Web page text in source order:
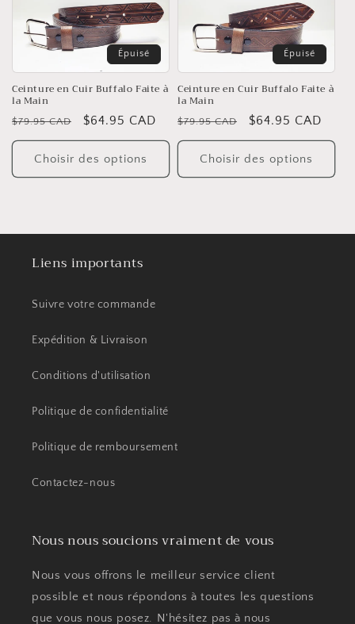
Épuisé
Ceinture en Cuir Buffalo Faite à
la Main
Prix
habituel
$79.95 CAD
Prix
soldé
$64.95 CAD
Choisir des options
Épuisé
Ceinture en Cuir Buffalo Faite à
la Main
Prix
habituel
$79.95 CAD
Prix
soldé
$64.95 CAD
Choisir des options
Liens importants
Suivre votre commande
Expédition & Livraison
Conditions d'utilisation
Politique de confidentialité
Politique de remboursement
Contactez-nous
Nous nous soucions vraiment de vous
Nous vous offrons le meilleur service client
possible et nous répondons à toutes les questions
que vous nous posez. N'hésitez pas à nous